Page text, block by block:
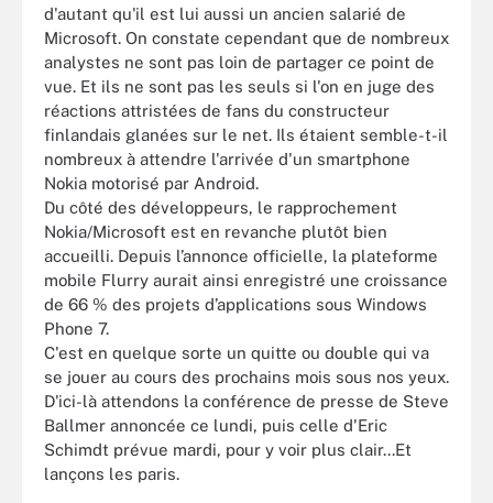
d'autant qu'il est lui aussi un ancien salarié de
Microsoft. On constate cependant que de nombreux
analystes ne sont pas loin de partager ce point de
vue. Et ils ne sont pas les seuls si l'on en juge des
réactions attristées de fans du constructeur
finlandais glanées sur le net. Ils étaient semble-t-il
nombreux à attendre l'arrivée d'un smartphone
Nokia motorisé par Android.
Du côté des développeurs, le rapprochement
Nokia/Microsoft est en revanche plutôt bien
accueilli. Depuis l’annonce officielle, la plateforme
mobile Flurry aurait ainsi enregistré une croissance
de 66 % des projets d’applications sous Windows
Phone 7.
C'est en quelque sorte un quitte ou double qui va
se jouer au cours des prochains mois sous nos yeux.
D'ici-là attendons la conférence de presse de Steve
Ballmer annoncée ce lundi, puis celle d'Eric
Schimdt prévue mardi, pour y voir plus clair...Et
lançons les paris.